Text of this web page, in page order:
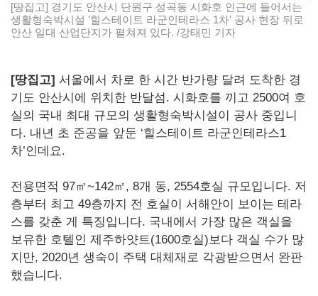
[땅집고] 경기도 안산시 단원구 성곡동 시화호 인근에 들어서는
생활형숙박시설 '힐스테이트 라군인테라스 1차' 공사 현장 뒤로
안산 일대 산업단지가 펼쳐져 있다. /강태민 기자
[땅집고] 서울에서 차로 한 시간 반가량 달려 도착한 경
기도 안산시에 위치한 반달섬. 시화호를 끼고 2500여 호
실의 국내 최대 규모의 생활형숙박시설이 공사 중입니
다. 내년 초 준공을 앞둔 ‘힐스테이트 라군인테라스1
차’인데요.
전용면적 97㎡~142㎡, 8개 동, 2554호실 규모입니다. 저
층부터 최고 49층까지 전 호실이 서해안이 보이는 테라
스를 갖춘 게 특징입니다. 국내에서 가장 많은 객실을
보유한 호텔인 제주하얏트(1600호실)보다 객실 수가 많
지만, 2020년 생숙이 주택 대체재로 각광받으면서 완판
했습니다.